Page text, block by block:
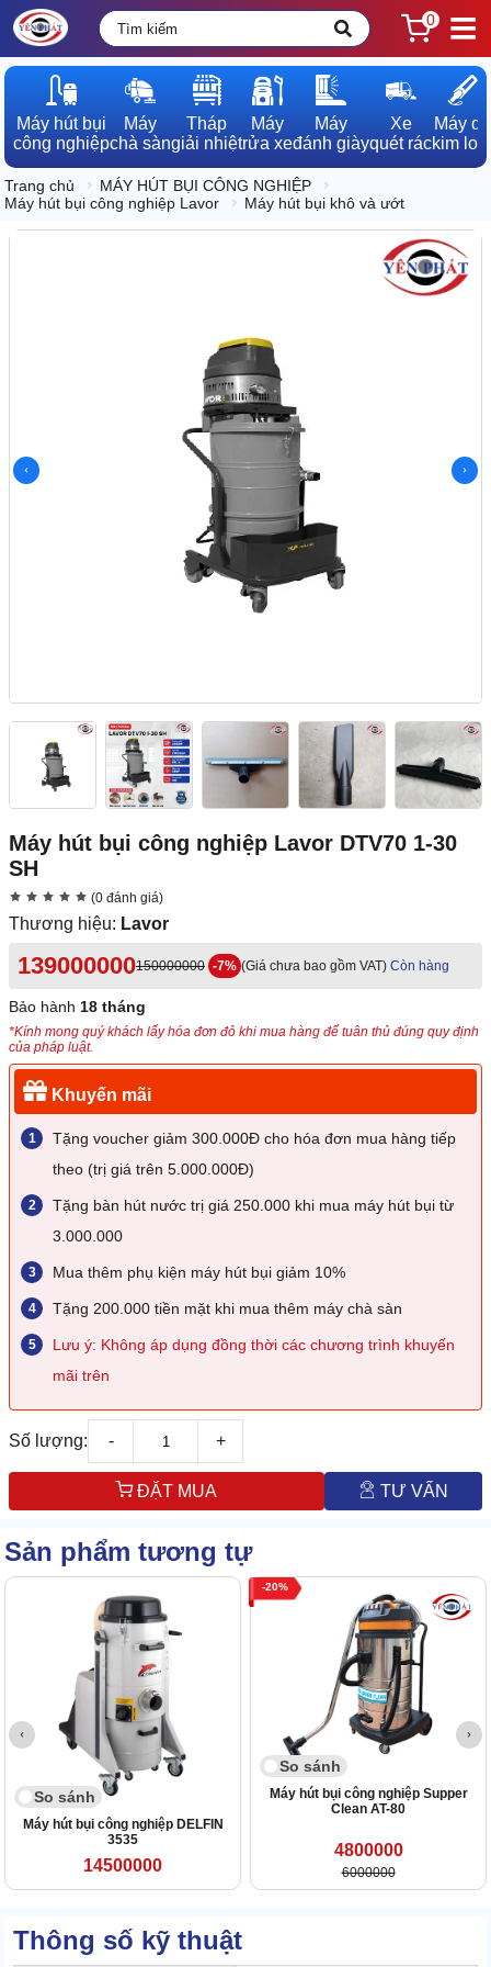
0
Máy hút bụi
công nghiệp
Máy
chà sàn
Tháp
giải nhiệt
Máy
rửa xe
Máy
đánh giày
Xe
quét rác
Máy dò
kim loại
Trang chủ
MÁY HÚT BỤI CÔNG NGHIỆP
Máy hút bụi công nghiệp Lavor
Máy hút bụi khô và ướt
Máy hút bụi công nghiệp Lavor DTV70 1-30
SH
(0 đánh giá)
Thương hiệu: Lavor
139000000150000000 -7% (Giá chưa bao gồm VAT) Còn hàng
Bảo hành 18 tháng
*Kính mong quý khách lấy hóa đơn đỏ khi mua hàng để tuân thủ đúng quy định
của pháp luật.
Khuyến mãi
Tặng voucher giảm 300.000Đ cho hóa đơn mua hàng tiếp
theo (trị giá trên 5.000.000Đ)
Tặng bàn hút nước trị giá 250.000 khi mua máy hút bụi từ
3.000.000
Mua thêm phụ kiện máy hút bụi giảm 10%
Tặng 200.000 tiền mặt khi mua thêm máy chà sàn
Lưu ý: Không áp dụng đồng thời các chương trình khuyến
mãi trên
Số lượng: - +
ĐẶT MUA TƯ VẤN
Sản phẩm tương tự
So sánh
Máy hút bụi công nghiệp DELFIN
3535
14500000
20
So sánh
Máy hút bụi công nghiệp Supper
Clean AT-80
4800000
6000000
Thông số kỹ thuật